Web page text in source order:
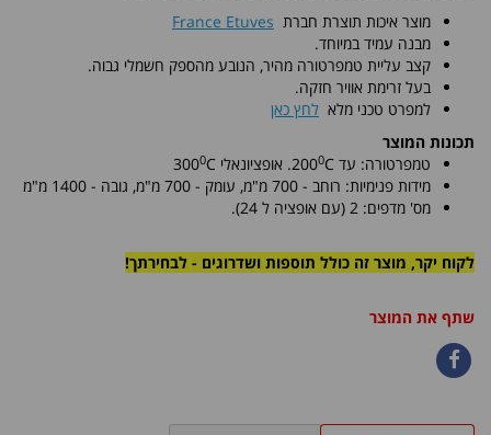
מוצר איכות תוצרת חברת France Etuves
מבנה עמיד במיוחד.
קצב עליית טמפרטורה מהיר, הנובע מהספק חשמלי גבוה.
בעל זרימת אוויר חזקה.
למפרט טכני מלא לחץ כאן
תכונות המוצר
טמפרטורה: עד C
2000 . אופציונאלי C
3000
מידות פנימיות: רוחב - 700 מ"מ, עומק - 700 מ"מ
, גובה - 1400 מ"מ
מס' מדפים: 2 (עם אופציה ל 24).
לקוח יקר, מוצר זה כולל תוספות ושדרוגים - לבחירתך!
שתף את המוצר